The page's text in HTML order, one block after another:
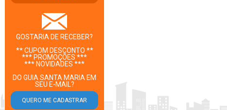
GOSTARIA DE RECEBER?
** CUPOM DESCONTO **
*** PROMOÇÕES ***
*** NOVIDADES ***
DO GUIA SANTA MARIA EM
SEU E-MAIL?